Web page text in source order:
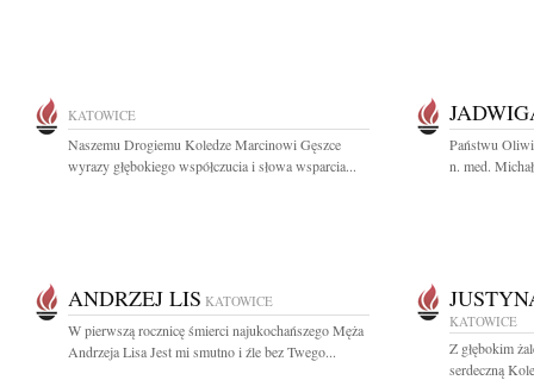
KATOWICE
Naszemu Drogiemu Koledze Marcinowi Gęszce
wyrazy głębokiego współczucia i słowa wsparcia...
Państwu
n. med.
ANDRZEJ LIS KATOWICE
W pierwszą rocznicę śmierci najukochańszego Męża
Andrzeja Lisa Jest mi smutno i źle bez Twego...
KATOWICE
Z głębokim
serdeczną